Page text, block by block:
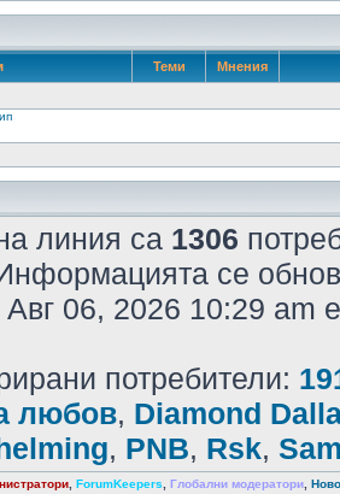
Теми Мнения
линия са 1306
се
Авг 06, 2026 10:29
потребители:
любов, Diamond
, PNB, Rsk,
ForumKeepers Глобални модератори